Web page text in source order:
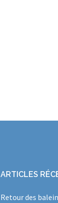
ARTICLES
Retour des